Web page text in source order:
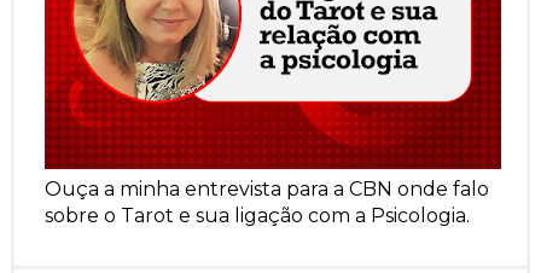
Ouça a minha entrevista para a CBN onde falo
sobre o Tarot e sua ligação com a Psicologia.